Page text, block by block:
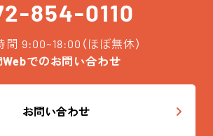
854-0110
間 9:00~18:00（ほぼ無休）
Webでのお問い合わせ
お問い合わせ